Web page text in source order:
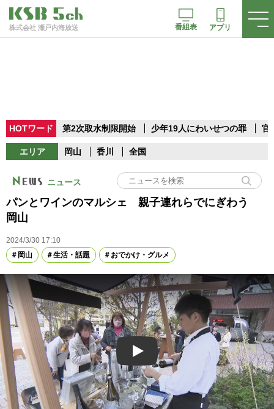
株式会社 瀬戸内海放送 番組表 アプリ
HOTワード 第2次取水制限開始 少年19人にわいせつの罪 官
エリア 岡山 香川 全国
ニュース
パンとワインのマルシェ 親子連れらでにぎわう
岡山
2024/3/30 17:10
岡山
生活・話題 おでかけ・グルメ
Play